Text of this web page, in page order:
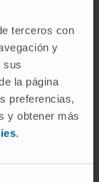
terceros con
y
sus
la página
preferencias,
y obtener más
.
o especialista
el uso
contenida en